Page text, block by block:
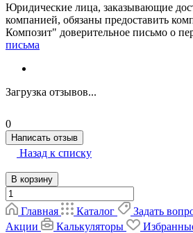
Юридические лица, заказывающие
компанией, обязаны предоставить
Композит" доверительное письмо о
письма
Загрузка отзывов...
0
Написать отзыв
Назад к списку
В корзину
Главная Каталог Задать
Акции
Калькуляторы